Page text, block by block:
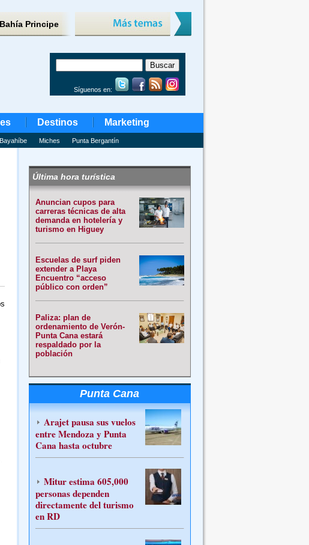
Bahía Principe
Síguenos en:
Destinos Marketing
Miches Punta Bergantín
Última hora turística
Anuncian cupos para
carreras técnicas de alta
demanda en hotelería y
turismo en Higuey
Escuelas de surf piden
extender a Playa
Encuentro “acceso
público con orden”
Paliza: plan de
ordenamiento de Verón-
Punta Cana estará
respaldado por la
población
Punta Cana
Arajet pausa sus vuelos
entre Mendoza y Punta
Cana hasta octubre
Mitur estima 605,000
personas dependen
directamente del turismo
en RD